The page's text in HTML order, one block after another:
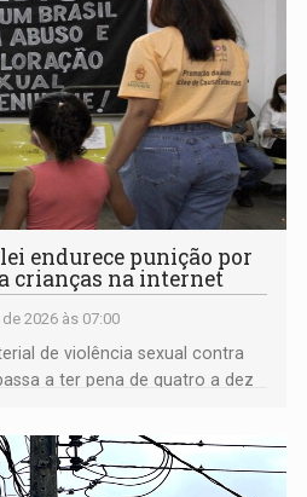
endurece punição por
crianças na internet
2026 às 07:00
de violência sexual contra
a ter pena de quatro a dez